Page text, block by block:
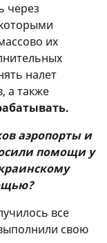
через
их
налет
а также
аэропорты и
помощи у
все
свою